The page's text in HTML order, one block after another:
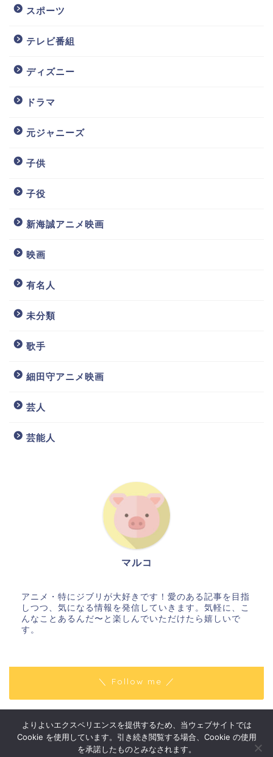
スポーツ
テレビ番組
ディズニー
ドラマ
元ジャニーズ
子供
子役
新海誠アニメ映画
映画
有名人
未分類
歌手
細田守アニメ映画
芸人
芸能人
マルコ
アニメ・特にジブリが大好きです！愛のある記事を目指
しつつ、気になる情報を発信していきます。気軽に、こ
んなことあるんだ〜と楽しんでいただけたら嬉しいで
す。
＼ Follow me ／
プライバシーポリシー 免責事項
2018–2026 はりきりマルコの〇〇な話
よりよいエクスペリエンスを提供するため、当ウェブサイトでは
Cookie を使用しています。引き続き閲覧する場合、Cookie の使用
を承諾したものとみなされます。